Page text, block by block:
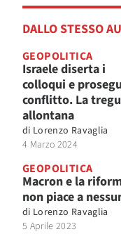
DALLO STESSO
GEOPOLITICA
Israele diserta i
colloqui e
conflitto. La
allontana
di Lorenzo Ravaglia
4 Marzo 2024
GEOPOLITICA
Macron e la
non piace a
di Lorenzo Ravaglia
5 Aprile 2023